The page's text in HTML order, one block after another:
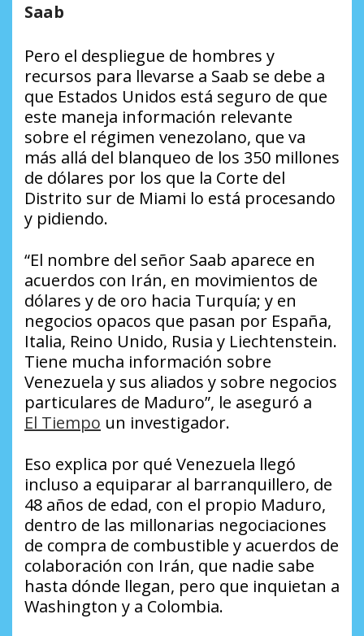
Saab
Pero el despliegue de hombres y
recursos para llevarse a Saab se debe a
que Estados Unidos está seguro de que
este maneja información relevante
sobre el régimen venezolano, que va
más allá del blanqueo de los 350 millones
de dólares por los que la Corte del
Distrito sur de Miami lo está procesando
y pidiendo.
“El nombre del señor Saab aparece en
acuerdos con Irán, en movimientos de
dólares y de oro hacia Turquía; y en
negocios opacos que pasan por España,
Italia, Reino Unido, Rusia y Liechtenstein.
Tiene mucha información sobre
Venezuela y sus aliados y sobre negocios
particulares de Maduro”, le aseguró a
El Tiempo un investigador.
Eso explica por qué Venezuela llegó
incluso a equiparar al barranquillero, de
48 años de edad, con el propio Maduro,
dentro de las millonarias negociaciones
de compra de combustible y acuerdos de
colaboración con Irán, que nadie sabe
hasta dónde llegan, pero que inquietan a
Washington y a Colombia.